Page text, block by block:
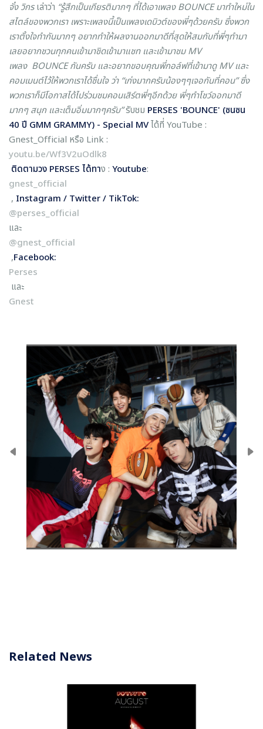
จั๋ง วิกรเล่าว่า “รู้สึกเป็นเกียรติมากๆ ที่ได้เอาเพลงBOUNCEมาทำใหม่ใน
สไตล์ของพวกเรา เพราะเพลงนี้เป็นเพลงเดบิวต์ของพี่ๆด้วยครับ ซึ่งพวก
เราตั้งใจทำกันมากๆ อยากทำให้ผลงานออกมาดีที่สุดให้สมกับที่พี่ๆทำมา
เลยอยากชวนทุกคนเข้ามาชิดเข้ามาแชท และเข้ามาชม MV
เพลง BOUNCEกันครับ และอยากขอบคุณพี่กอล์ฟที่เข้ามาดู MV และ
คอมเมนต์ไว้ให้พวกเราได้ชื่นใจ ว่า “เก่งมากครับน้องๆๆเจอกันที่คอน” ซึ่ง
พวกเราก็มีโอกาสได้ไปร่วมชมคอนเสิร์ตพี่ๆอีกด้วย พี่ๆทำโชว์ออกมาดี
มากๆ สนุก และเต็มอิ่มมากๆครับ”รับชม PERSES 'BOUNCE' (ซนซน
40 ปี GMM GRAMMY) - Special MVได้ที่ YouTube :
Gnest_Official หรือ Link :
youtu.be/Wf3V2uOdlk8
ติดตามวง PERSES ได้ทาง : Youtube:
gnest_official
, Instagram / Twitter / TikTok:
@perses_official
และ
@gnest_official
,Facebook:
Perses
และ
Gnest
Related News